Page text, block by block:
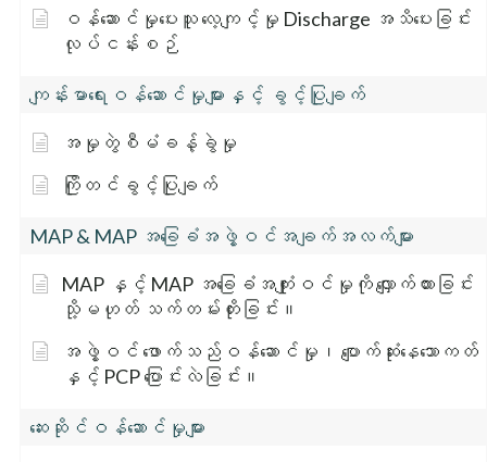
ဝန်ဆောင်မှုပေးသူ လေ့ကျင့်မှု Discharge အသိပေးခြင်း
လုပ်ငန်းစဉ်
ကျန်းမာရေးဝန်ဆောင်မှုများနှင့် ခွင့်ပြုချက်
အမှုတွဲစီမံခန့်ခွဲမှု
ကြိုတင်ခွင့်ပြုချက်
MAP & MAP အခြေခံအဖွဲ့ဝင်အချက်အလက်များ
MAP နှင့် MAP အခြေခံအကျုံးဝင်မှုကို လျှောက်ထားခြင်း
သို့မဟုတ် သက်တမ်းတိုးခြင်း။
အဖွဲ့ဝင် ဖောက်သည်ဝန်ဆောင်မှု၊ ပျောက်ဆုံးနေသောကတ်
နှင့် PCP ပြောင်းလဲခြင်း။
ဆေးဆိုင်ဝန်ဆောင်မှုများ